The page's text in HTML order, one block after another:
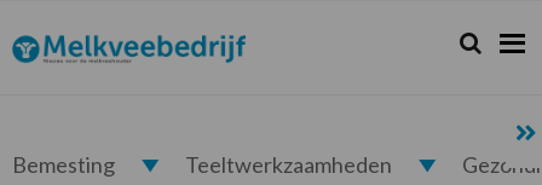
de
hoofdnavigatie
de
hoofd
de
eerste
de
voettekst
Melkveebedrijf.nl Zoeken...
Zoek
Bemesting Teeltwerkzaamheden